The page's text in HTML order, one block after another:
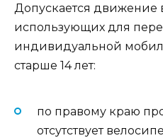
Допускается движение
использующих для
индивидуальной
старше 14 лет:
по правому краю
отсутствует